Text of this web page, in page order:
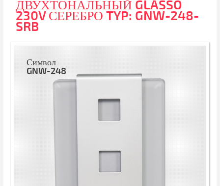
ДВУХТОНАЛЬНЫЙ GLASSO
230V СЕРЕБРО TYP: GNW-248-
SRB
Символ
GNW-248